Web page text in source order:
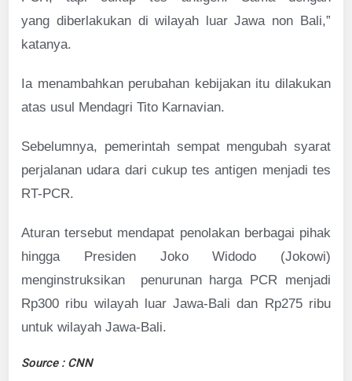
yang diberlakukan di wilayah luar Jawa non Bali,”
katanya.
Ia menambahkan perubahan kebijakan itu dilakukan
atas usul Mendagri Tito Karnavian.
Sebelumnya, pemerintah sempat mengubah syarat
perjalanan udara dari cukup tes antigen menjadi tes
RT-PCR.
Aturan tersebut mendapat penolakan berbagai pihak
hingga Presiden Joko Widodo (Jokowi)
menginstruksikan penurunan harga PCR menjadi
Rp300 ribu wilayah luar Jawa-Bali dan Rp275 ribu
untuk wilayah Jawa-Bali.
Source : CNN